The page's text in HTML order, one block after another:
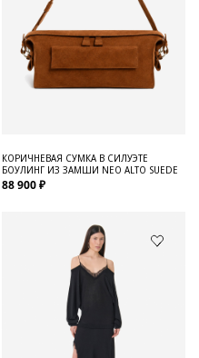
КОРИЧНЕВАЯ СУМКА В СИЛУЭТЕ
БОУЛИНГ ИЗ ЗАМШИ NEO ALTO SUEDE
88 900 ₽